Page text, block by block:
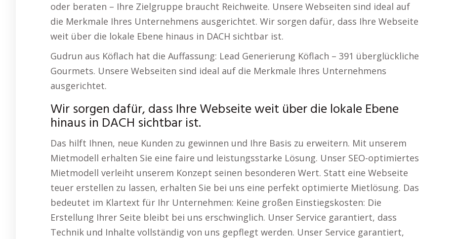
oder beraten – Ihre Zielgruppe braucht Reichweite. Unsere Webseiten sind ideal auf
die Merkmale Ihres Unternehmens ausgerichtet. Wir sorgen dafür, dass Ihre Webseite
weit über die lokale Ebene hinaus in DACH sichtbar ist.
Gudrun aus Köflach hat die Auffassung: Lead Generierung Köflach – 391 überglückliche
Gourmets. Unsere Webseiten sind ideal auf die Merkmale Ihres Unternehmens
ausgerichtet.
Wir sorgen dafür, dass Ihre Webseite weit über die lokale Ebene
hinaus in DACH sichtbar ist.
Das hilft Ihnen, neue Kunden zu gewinnen und Ihre Basis zu erweitern. Mit unserem
Mietmodell erhalten Sie eine faire und leistungsstarke Lösung. Unser SEO-optimiertes
Mietmodell verleiht unserem Konzept seinen besonderen Wert. Statt eine Webseite
teuer erstellen zu lassen, erhalten Sie bei uns eine perfekt optimierte Mietlösung. Das
bedeutet im Klartext für Ihr Unternehmen: Keine großen Einstiegskosten: Die
Erstellung Ihrer Seite bleibt bei uns erschwinglich. Unser Service garantiert, dass
Technik und Inhalte vollständig von uns gepflegt werden. Unser Service garantiert,